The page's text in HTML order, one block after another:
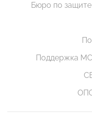
Бюро по
Поддержка